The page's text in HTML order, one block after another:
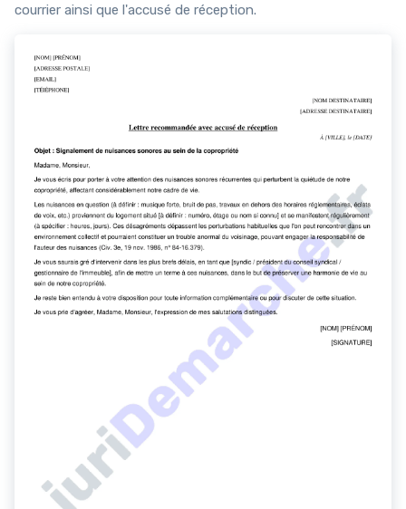
courrier ainsi que l'accusé de réception.